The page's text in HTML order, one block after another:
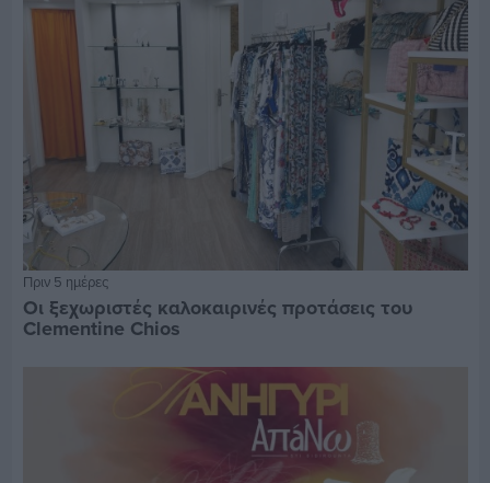
Πριν 5 ημέρες
Οι ξεχωριστές καλοκαιρινές προτάσεις του
Clementine Chios